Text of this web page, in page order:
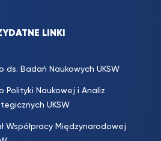
LINKI
ds. Badań Naukowych UKSW
Polityki Naukowej i Analiz
UKSW
Współpracy Międzynarodowej